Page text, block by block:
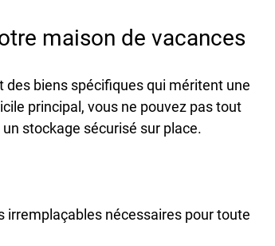
maison de vacances
biens spécifiques qui méritent une
principal, vous ne pouvez pas tout
stockage sécurisé sur place.
irremplaçables nécessaires pour toute